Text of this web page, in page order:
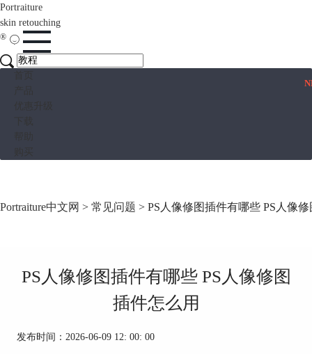
Portraiture
skin retouching
®
Portraiture中文网 > 常见问题 > PS人像修图插件有哪些 PS人像
PS人像修图插件有哪些 PS人像修图
插件怎么用
发布时间：2026-06-09 12: 00: 00